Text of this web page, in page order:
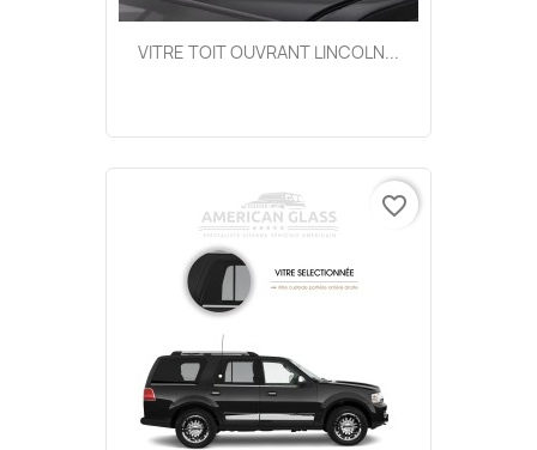
VITRE TOIT OUVRANT LINCOLN...
favorite_border